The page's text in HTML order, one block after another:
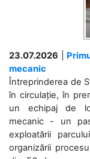
23.07.2026
mecanic
Întreprinderea de
în circulație, în
un echipaj de
mecanic - un
exploatării
organizării